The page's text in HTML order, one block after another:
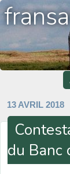
13 AVRIL 2018
du Banc